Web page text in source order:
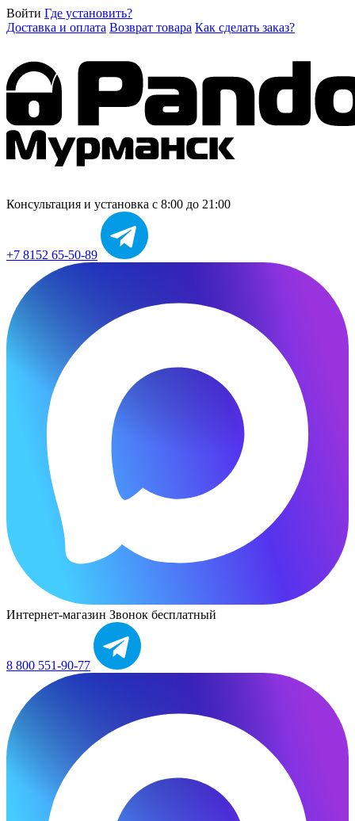
Войти Где установить?
Доставка и оплата Возврат товара Как сделать заказ?
Консультация и установка с 8:00 до 21:00
+7 8152 65-50-89
Интернет-магазин Звонок бесплатный
8 800 551-90-77